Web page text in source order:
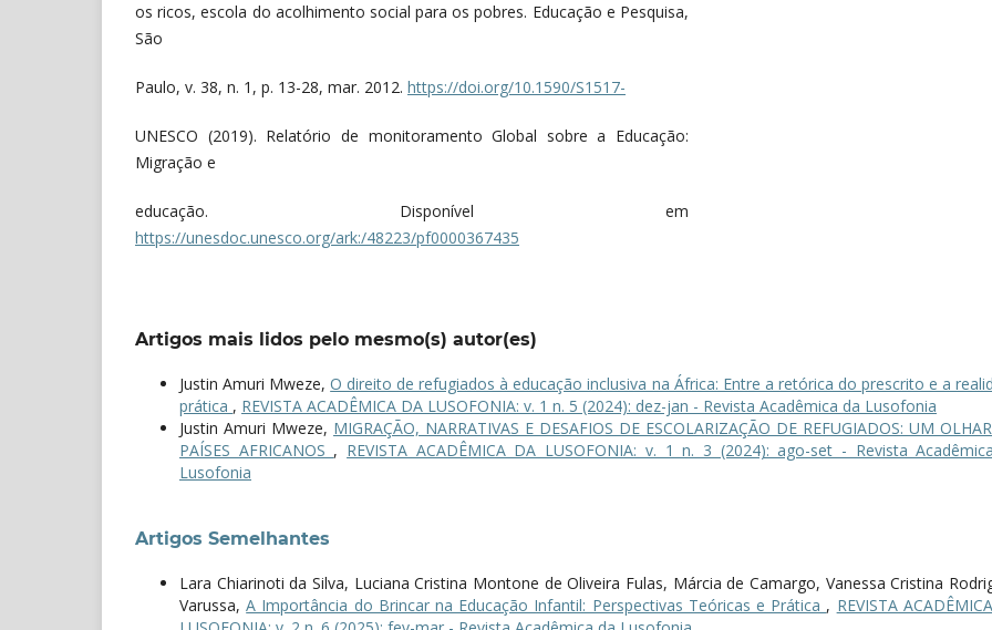
os ricos, escola do acolhimento social para os pobres. Educação e Pesquisa,
São
Paulo, v. 38, n. 1, p. 13-28, mar. 2012. https://doi.org/10.1590/S1517-
UNESCO (2019). Relatório de monitoramento Global sobre a Educação:
Migração e
educação. Disponível em
https://unesdoc.unesco.org/ark:/48223/pf0000367435
Artigos mais lidos pelo mesmo(s) autor(es)
Justin Amuri Mweze,O direito de refugiados à educação inclusiva na África: Entre a retórica do prescrito e a
prática , REVISTA ACADÊMICA DA LUSOFONIA: v. 1 n. 5 (2024): dez-jan - Revista Acadêmica da Lusofonia
Justin Amuri Mweze, MIGRAÇÃO, NARRATIVAS E DESAFIOS DE ESCOLARIZAÇÃO DE REFUGIADOS: UM
PAÍSES AFRICANOS , REVISTA ACADÊMICA DA LUSOFONIA: v. 1 n. 3 (2024): ago-set - Revista
Lusofonia
Artigos Semelhantes
Lara Chiarinoti da Silva, Luciana Cristina Montone de Oliveira Fulas, Márcia de Camargo, Vanessa Cristina
Varussa,A Importância do Brincar na Educação Infantil: Perspectivas Teóricas e Prática , REVISTA